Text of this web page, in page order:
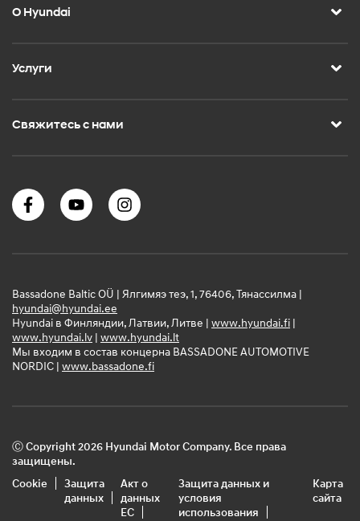
О Hyundai
Услуги
Свяжитесь с нами
Bassadone Baltic OÜ | Ялгимяэ теэ, 1, 76406, Тянассилма |
hyundai@hyundai.ee
Hyundai в Финляндии, Латвии, Литве | www.hyundai.fi |
www.hyundai.lv | www.hyundai.lt
Мы входим в состав концерна BASSADONE AUTOMOTIVE
NORDIC | www.bassadone.fi
Ⓒ Copyright 2026 Hyundai Motor Company. Все права
защищены.
Cookie
Защита
данных
Акт о
данных
ЕС
Защита данных и
условия
использования
Карта
сайта